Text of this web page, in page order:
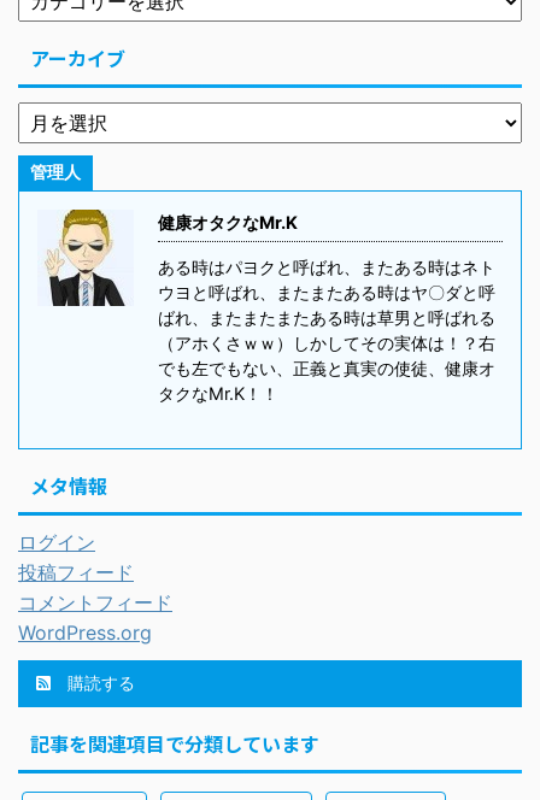
アーカイブ
管理人
健康オタクなMr.K
ある時はパヨクと呼ばれ、またある時はネト
ウヨと呼ばれ、またまたある時はヤ〇ダと呼
ばれ、またまたまたある時は草男と呼ばれる
（アホくさｗｗ）しかしてその実体は！？右
でも左でもない、正義と真実の使徒、健康オ
タクなMr.K！！
メタ情報
ログイン
投稿フィード
コメントフィード
WordPress.org
購読する
記事を関連項目で分類しています